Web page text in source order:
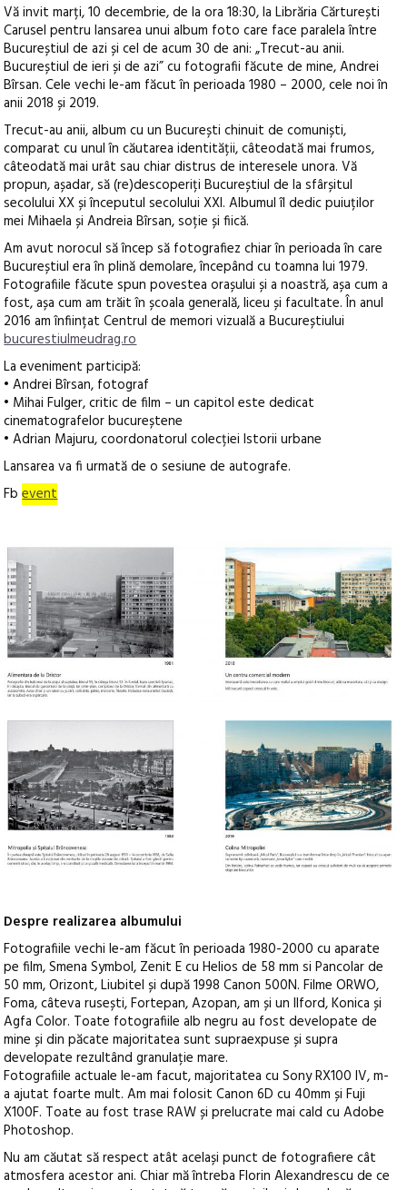
Vă invit marți, 10 decembrie, de la ora 18:30, la Librăria Cărturești
Carusel pentru lansarea unui album foto care face paralela între
Bucureștiul de azi și cel de acum 30 de ani: „Trecut-au anii.
Bucureștiul de ieri și de azi” cu fotografii făcute de mine, Andrei
Bîrsan. Cele vechi le-am făcut în perioada 1980 – 2000, cele noi în
anii 2018 și 2019.
Trecut-au anii, album cu un București chinuit de comuniști,
comparat cu unul în căutarea identității, câteodată mai frumos,
câteodată mai urât sau chiar distrus de interesele unora. Vă
propun, așadar, să (re)descoperiți Bucureștiul de la sfârșitul
secolului XX și începutul secolului XXI. Albumul îl dedic puiuților
mei Mihaela și Andreia Bîrsan, soție și fiică.
Am avut norocul să încep să fotografiez chiar în perioada în care
Bucureștiul era în plină demolare, începând cu toamna lui 1979.
Fotografiile făcute spun povestea orașului și a noastră, așa cum a
fost, așa cum am trăit în școala generală, liceu și facultate. În anul
2016 am înființat Centrul de memori vizuală a Bucureștiului
bucurestiulmeudrag.ro
La eveniment participă:
• Andrei Bîrsan, fotograf
• Mihai Fulger, critic de film – un capitol este dedicat
cinematografelor bucureștene
• Adrian Majuru, coordonatorul colecției Istorii urbane
Lansarea va fi urmată de o sesiune de autografe.
Fbevent
Despre realizarea albumului
Fotografiile vechi le-am făcut în perioada 1980-2000 cu aparate
pe film, Smena Symbol, Zenit E cu Helios de 58 mm si Pancolar de
50 mm, Orizont, Liubitel și după 1998 Canon 500N. Filme ORWO,
Foma, câteva rusești, Fortepan, Azopan, am și un Ilford, Konica și
Agfa Color. Toate fotografiile alb negru au fost developate de
mine și din păcate majoritatea sunt supraexpuse și supra
developate rezultând granulație mare.
Fotografiile actuale le-am facut, majoritatea cu Sony RX100 IV, m-
a ajutat foarte mult. Am mai folosit Canon 6D cu 40mm și Fuji
X100F. Toate au fost trase RAW și prelucrate mai cald cu Adobe
Photoshop.
Nu am căutat să respect atât același punct de fotografiere cât
atmosfera acestor ani. Chiar mă întreba Florin Alexandrescu de ce